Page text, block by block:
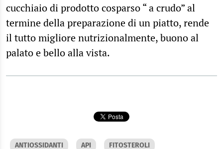
cucchiaio di prodotto cosparso “ a crudo” al
termine della preparazione di un piatto, rende
il tutto migliore nutrizionalmente, buono al
palato e bello alla vista.
ANTIOSSIDANTI API
FITOSTEROLI